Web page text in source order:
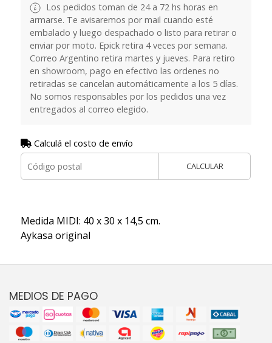
Los pedidos toman de 24 a 72 hs horas en
armarse. Te avisaremos por mail cuando esté
embalado y luego despachado o listo para retirar o
enviar por moto. Epick retira 4 veces por semana.
Correo Argentino retira martes y jueves. Para retiro
en showroom, pago en efectivo las ordenes no
retiradas se cancelan automáticamente a los 5 días.
No somos responsables por los pedidos una vez
entregados al correo elegido.
Calculá el costo de envío
CALCULAR
Medida MIDI: 40 x 30 x 14,5 cm.
Aykasa original
MEDIOS DE PAGO